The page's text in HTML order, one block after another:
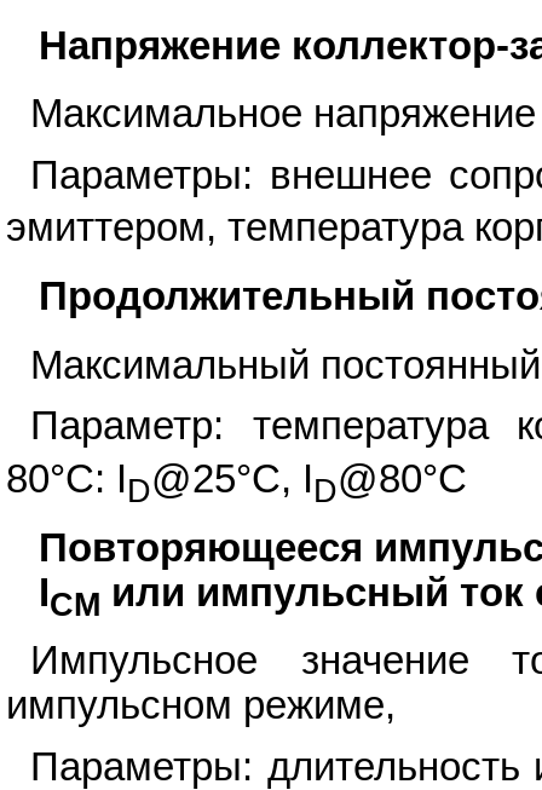
Напряжение коллектор-
Максимальное
Параметры: внешнее
эмиттером, температура
Продолжительный
Максимальный постоянный
Параметр: температура
80°С: ID@25°С, ID@80°С
Повторяющееся
ICM или импульсный ток
Импульсное значение
импульсном режиме,
Параметры: длительность